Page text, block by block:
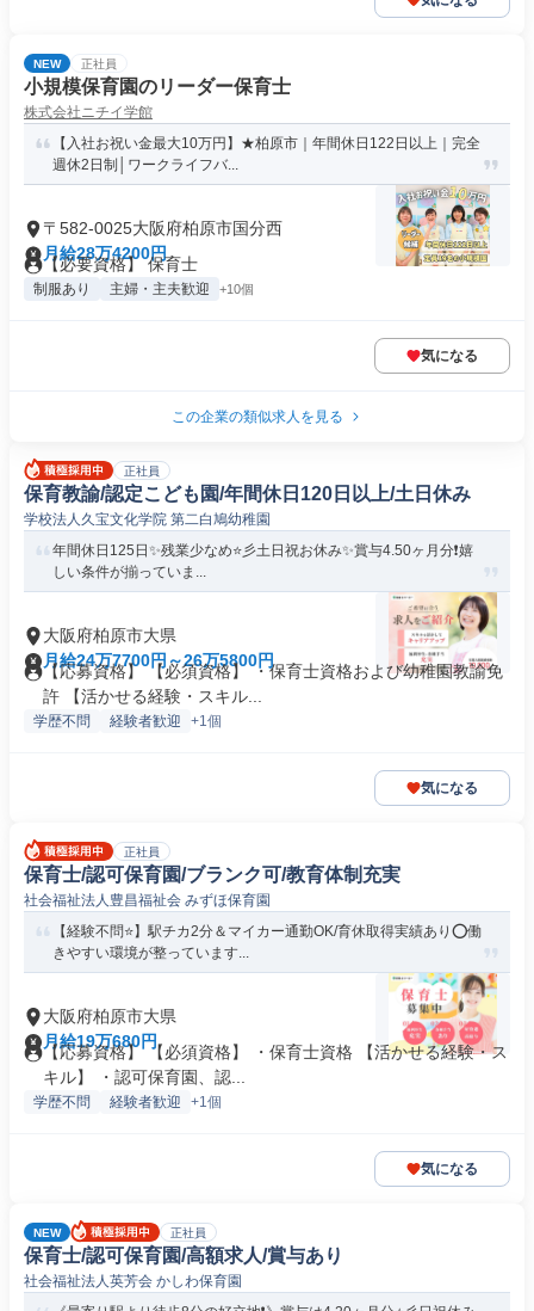
NEW 正社員
小規模保育園のリーダー保育士
株式会社ニチイ学館
【入社お祝い金最大10万円】★柏原市｜年間休日122日以上｜完全
週休2日制│ワークライフバ...
〒582-0025大阪府柏原市国分西
月給28万4200円
【必要資格】 保育士
制服あり 主婦・主夫歓迎 +10個
気になる
この企業の類似求人を見る
正社員
保育教諭/認定こども園/年間休日120日以上/土日休み
学校法人久宝文化学院 第二白鳩幼稚園
年間休日125日✨残業少なめ⭐彡土日祝お休み✨賞与4.50ヶ月分❗️嬉
しい条件が揃っていま...
大阪府柏原市大県
月給24万7700円～26万5800円
【応募資格】 【必須資格】 ・保育士資格および幼稚園教諭免
許 【活かせる経験・スキル...
学歴不問 経験者歓迎 +1個
気になる
正社員
保育士/認可保育園/ブランク可/教育体制充実
社会福祉法人豊昌福祉会 みずほ保育園
【経験不問⭐】駅チカ2分＆マイカー通勤OK/育休取得実績あり⭕働
きやすい環境が整っています...
大阪府柏原市大県
月給19万680円
【応募資格】 【必須資格】 ・保育士資格 【活かせる経験・ス
キル】 ・認可保育園、認...
学歴不問 経験者歓迎 +1個
気になる
NEW 正社員
保育士/認可保育園/高額求人/賞与あり
社会福祉法人英芳会 かしわ保育園